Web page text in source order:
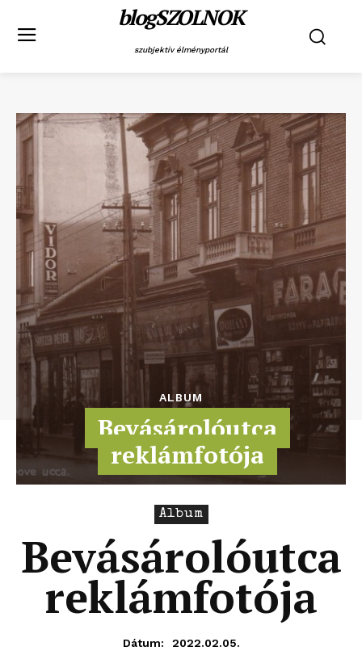
blogSZOLNOK
szubjektív élményportál
ALBUM
Bevásárolóutca
reklámfotója
Album
Bevásárolóutca
reklámfotója
Dátum: 2022.02.05.